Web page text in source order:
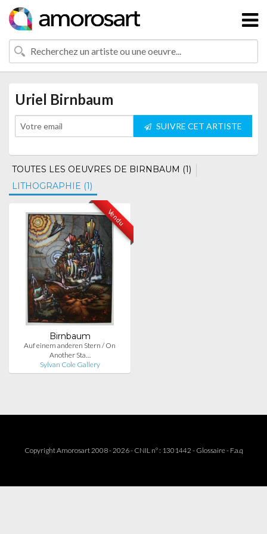
Uriel Birnbaum
SUIVRE CET ARTISTE
TOUTES LES OEUVRES DE BIRNBAUM (1)
LITHOGRAPHIE (1)
Vendu
Birnbaum
Auf einem anderen Stern / On
Another Sta…
Sylvan Cole Gallery
Copyright Amorosart 2008 - 2026 - CNIL n° : 1301442 - Glossaire- F.a.q